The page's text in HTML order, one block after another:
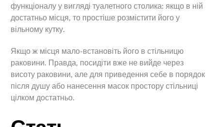
функціоналу у вигляді туалетного столика: якщо в ній
достатньо місця, то простіше розмістити його у
вільному кутку.
Якщо ж місця мало-встановіть його в стільницю
раковини. Правда, посидіти вже не вийде через
висоту раковини, але для приведення себе в порядок
після душу або нанесення масок простору стільниці
цілком достатньо.